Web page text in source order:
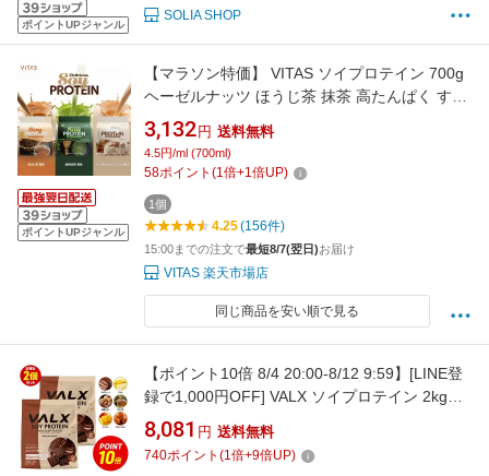
ポイントUPジャンル
SOLIA SHOP
ポイントUPジャンル
【マラソン特価】 VITAS ソイプロテイン 700g
ヘーゼルナッツ ほうじ茶 抹茶 高たんぱく すっ
きり 飲みやすい 低カロリー 大豆 ダイエット 乳
酸菌 ビオチン 葉酸 ビタミン 美容 サポート 置
き換え 栄養機能食品
3,132 円 送料無料
4.5円/ml (700ml)
58ポイント (1倍+1倍UP)
1個
4.25(156件)
15:00までの注文で最短8/7(翌日)お届け
VITAS 楽天市場店
同じ商品を安い順で見る
【ポイント10倍 8/4 20:00-8/12 9:59】[LINE登
録で1,000円OFF] VALX ソイプロテイン 2kg
(1kg×2袋) 100食分 選べる6種フレーバー 女性
ダイエット 置き換え 美容 筋トレ 植物性 大豆
プロテイン 国内生産 山本義徳 チョコ マンゴー
8,081 円 送料無料
740ポイント (1倍+9倍UP)